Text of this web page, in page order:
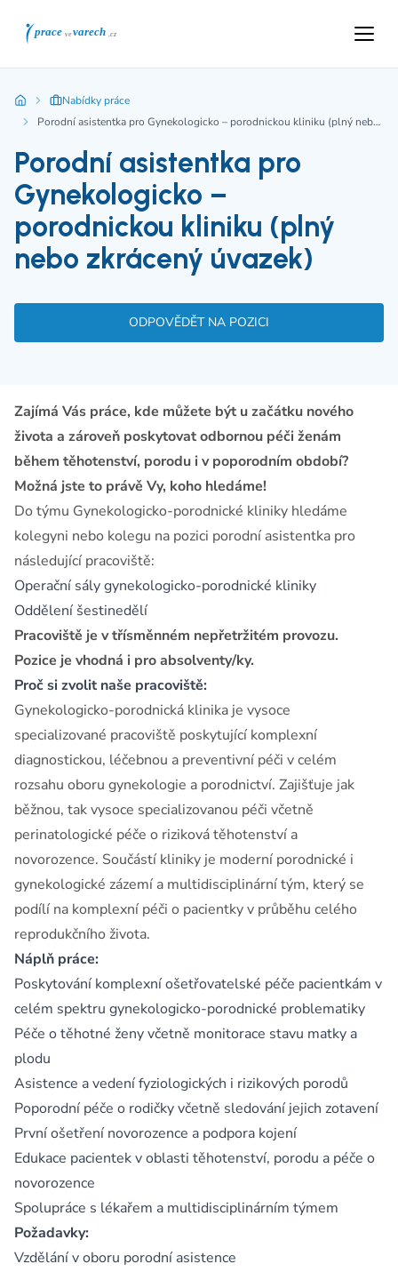
Nabídky práce
Porodní asistentka pro Gynekologicko – porodnickou kliniku (plný nebo zkrácený úvazek)
Porodní asistentka pro
Gynekologicko –
porodnickou kliniku (plný
nebo zkrácený úvazek)
ODPOVĚDĚT NA POZICI
Zajímá Vás práce, kde můžete být u začátku nového
života a zároveň poskytovat odbornou péči ženám
během těhotenství, porodu i v poporodním období?
Možná jste to právě Vy, koho hledáme!
Do týmu Gynekologicko-porodnické kliniky hledáme
kolegyni nebo kolegu na pozici porodní asistentka pro
následující pracoviště:
Operační sály gynekologicko-porodnické kliniky
Oddělení šestinedělí
Pracoviště je v třísměnném nepřetržitém provozu.
Pozice je vhodná i pro absolventy/ky.
Proč si zvolit naše pracoviště:
Gynekologicko-porodnická klinika je vysoce
specializované pracoviště poskytující komplexní
diagnostickou, léčebnou a preventivní péči v celém
rozsahu oboru gynekologie a porodnictví. Zajišťuje jak
běžnou, tak vysoce specializovanou péči včetně
perinatologické péče o riziková těhotenství a
novorozence. Součástí kliniky je moderní porodnické i
gynekologické zázemí a multidisciplinární tým, který se
podílí na komplexní péči o pacientky v průběhu celého
reprodukčního života.
Náplň práce:
Poskytování komplexní ošetřovatelské péče pacientkám v
celém spektru gynekologicko-porodnické problematiky
Péče o těhotné ženy včetně monitorace stavu matky a
plodu
Asistence a vedení fyziologických i rizikových porodů
Poporodní péče o rodičky včetně sledování jejich zotavení
První ošetření novorozence a podpora kojení
Edukace pacientek v oblasti těhotenství, porodu a péče o
novorozence
Spolupráce s lékařem a multidisciplinárním týmem
Požadavky:
Vzdělání v oboru porodní asistence